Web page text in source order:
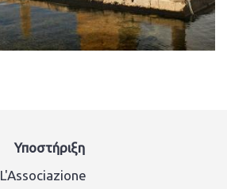
Υποστήριξη
L'Associazione